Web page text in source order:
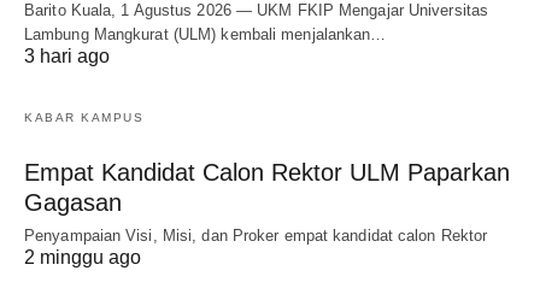
Barito Kuala, 1 Agustus 2026 — UKM FKIP Mengajar Universitas
Lambung Mangkurat (ULM) kembali menjalankan…
3 hari ago
KABAR KAMPUS
Empat Kandidat Calon Rektor ULM Paparkan
Gagasan
Penyampaian Visi, Misi, dan Proker empat kandidat calon Rektor
2 minggu ago